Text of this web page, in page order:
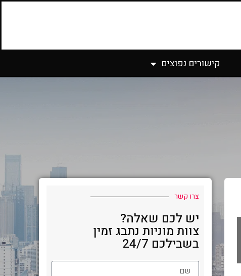
קישורים נפוצים
צרו קשר
יש לכם שאלה?
צוות מוניות נתבג זמין
בשבילכם 24/7